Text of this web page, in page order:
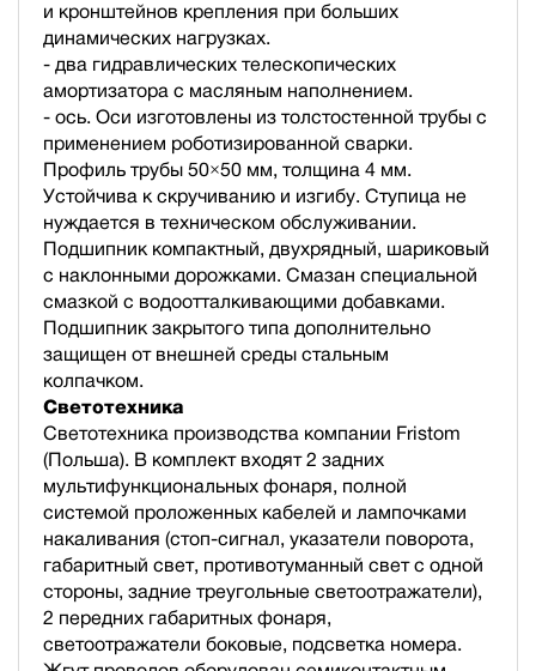
и кронштейнов крепления при больших
динамических нагрузках.
- два гидравлических телескопических
амортизатора с масляным наполнением.
- ось. Оси изготовлены из толстостенной трубы с
применением роботизированной сварки.
Профиль трубы 50×50 мм, толщина 4 мм.
Устойчива к скручиванию и изгибу. Ступица не
нуждается в техническом обслуживании.
Подшипник компактный, двухрядный, шариковый
с наклонными дорожками. Смазан специальной
смазкой с водоотталкивающими добавками.
Подшипник закрытого типа дополнительно
защищен от внешней среды стальным
колпачком.
Светотехника
Светотехника производства компании Fristom
(Польша). В комплект входят 2 задних
мультифункциональных фонаря, полной
cистемой проложенных кабелей и лампочками
накаливания (стоп-сигнал, указатели поворота,
габаритный свет, противотуманный свет с одной
стороны, задние треугольные светоотражатели),
2 передних габаритных фонаря,
светоотражатели боковые, подсветка номера.